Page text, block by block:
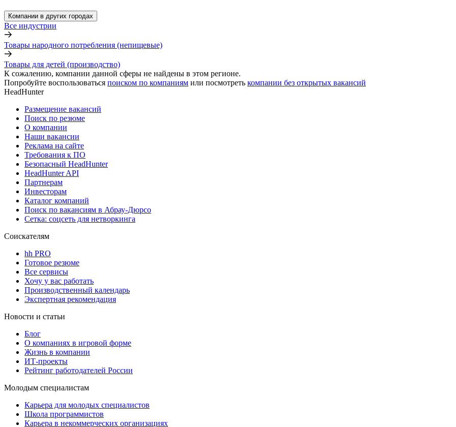
Компании в других городах
Все индустрии
Товары народного потребления (непищевые)
Товары для детей (производство)
К сожалению, компании данной сферы не найдены в этом регионе.
Попробуйте воспользоваться поиском по компаниям или посмотреть компании без открытых вакансий
HeadHunter
Размещение вакансий
Поиск по резюме
О компании
Наши вакансии
Реклама на сайте
Требования к ПО
Безопасный HeadHunter
HeadHunter API
Партнерам
Инвесторам
Каталог компаний
Поиск по вакансиям в Абрау-Дюрсо
Сетка: соцсеть для нетворкинга
Соискателям
hh PRO
Готовое резюме
Все сервисы
Хочу у вас работать
Производственный календарь
Экспертная рекомендация
Новости и статьи
Блог
О компаниях в игровой форме
Жизнь в компании
ИТ-проекты
Рейтинг работодателей России
Молодым специалистам
Карьера для молодых специалистов
Школа программистов
Карьера в некоммерческих организациях